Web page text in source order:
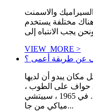
والاسمنت
هناك مختلفة يستخدم
VIEW_MORE >
عن طريقة أعمى ؟
مكان يبدو أن لديها
حواف على الطوب ،
لكنه فقط ظهرت تقريبا نصف قرن. في 1965 ، سييتشي
مياكي من جا...